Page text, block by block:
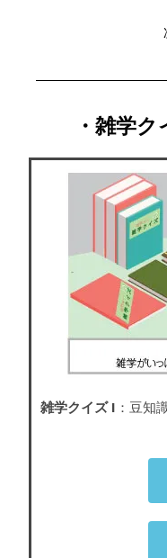
・雑学
雑学クイズ I ：豆知